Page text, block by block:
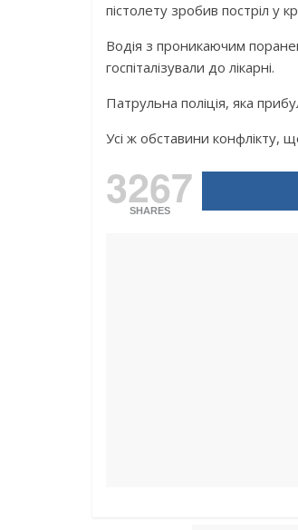
пістолету зробив постріл у
Водія з проникаючим
госпіталізували до лікарні.
Патрульна поліція, яка
Усі ж обставини конфлікту,
3267
SHARES